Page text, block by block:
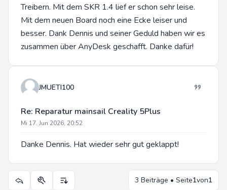
Treibern. Mit dem SKR 1.4 lief er schon sehr leise.
Mit dem neuen Board noch eine Ecke leiser und
besser. Dank Dennis und seiner Geduld haben wir es
zusammen über AnyDesk geschafft. Danke dafür!
JMUETI100
Re: Reparatur mainsail Creality 5Plus
Mi 17. Jun 2026, 20:52
Danke Dennis. Hat wieder sehr gut geklappt!
Themen-Optionen
Anzeige- und Sortierungs-Einstellungen
3 Beiträge • Seite1von1